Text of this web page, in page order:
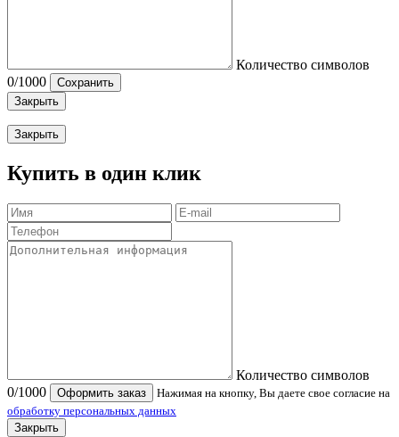
Количество символов
0/1000
Сохранить
Закрыть
Закрыть
Купить в один клик
Количество символов
0/1000 Оформить заказ
Нажимая на кнопку, Вы даете свое согласие на
обработку персональных данных
Закрыть